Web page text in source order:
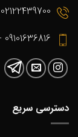
02122439700 - 02126354641 - 02126354649
09101636816 - 09103217202
دسترسی سریع